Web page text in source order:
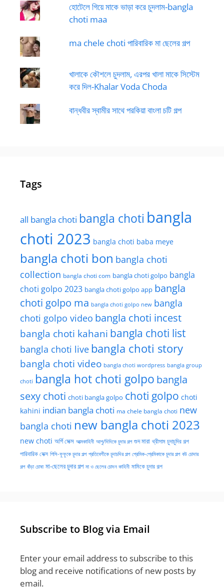
হোটেলে গিয়ে মাকে ভাড়া করে চুদলাম-bangla
choti maa
ma chele choti পারিবারিক মা ছেলের গল্প
খালাকে কৌশলে চুদলাম, এরপর খালা মাকে সিস্টেম
করে দিল-Khalar Voda Choda
বান্ধবীর স্বামীর সাথে পরকিয়া বাংলা চটি গল্প
Tags
all bangla choti bangla choti bangla
choti 2023 bangla choti baba meye
bangla choti bon bangla choti
collection bangla choti com bangla choti golpo bangla
choti golpo 2023 bangla choti golpo app bangla
choti golpo ma bangla choti golpo new bangla
choti golpo video bangla choti incest
bangla choti kahani bangla choti list
bangla choti live bangla choti story
bangla choti video bangla choti wordpress bangla group
choti bangla hot choti golpo bangla
sexy choti choti bangla golpo choti golpo choti
kahini indian bangla choti ma chele bangla choti new
bangla choti new bangla choti 2023
new choti অর্গি সেক্স আত্মকাহিনী আপু/দিদিকে চুদার গল্প গুদ মারা থ্রীসাম চুদাচুদির গল্প
পারিবারিক সেক্স পিসি-ফুফুকে চুদার গল্প প্রতিবেশীকে চুদাচদির গল্প প্রেমিক-প্রেমিকাকে চুদার গল্প বউ চোদার
গল্প বাঁড়া চোষা মা-ছেলের চুদার গল্প মা ও ছেলের চোদন কাহিনী মামিকে চুদার গল্প
Subscribe to Blog via Email
Enter your email address to subscribe to this
blog and receive notifications of new posts by
email.